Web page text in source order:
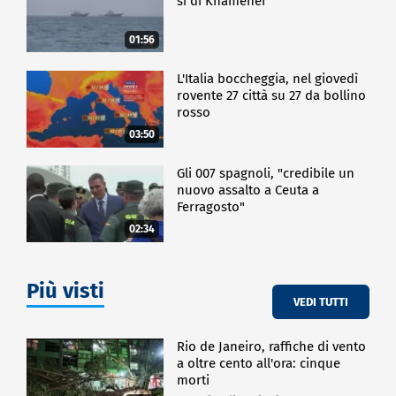
01:56
03:50
L'Italia boccheggia, nel giovedì
rovente 27 città su 27 da bollino
rosso
02:34
Gli 007 spagnoli, "credibile un
nuovo assalto a Ceuta a
Ferragosto"
Più visti VEDI TUTTI
Rio de Janeiro, raffiche di vento
a oltre cento all'ora: cinque
morti